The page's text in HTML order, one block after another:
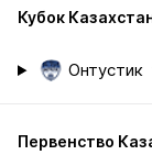
Кубок
Онтустик
Первенство